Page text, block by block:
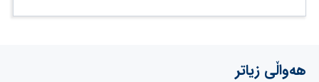
هەواڵی زیاتر